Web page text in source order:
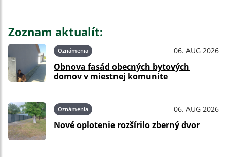
Zoznam aktualít:
Oznámenia 06. AUG 2026
Obnova fasád obecných bytových
domov v miestnej komunite
Oznámenia 06. AUG 2026
Nové oplotenie rozšírilo zberný dvor